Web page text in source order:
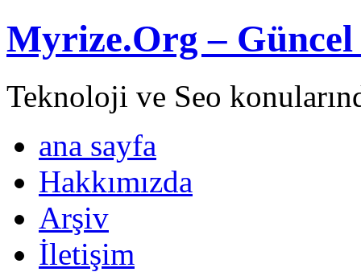
Myrize.Org – Güncel
Teknoloji ve Seo
ana sayfa
Hakkımızda
Arşiv
İletişim